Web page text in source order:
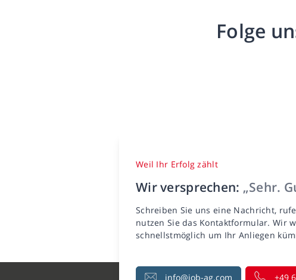
Folge
Weil Ihr Erfolg zählt
Wir versprechen: „Sehr.
Schreiben Sie uns eine Nachricht,
nutzen Sie das Kontaktformular. Wir
schnellstmöglich um Ihr Anliegen
info@job-ag.com +49